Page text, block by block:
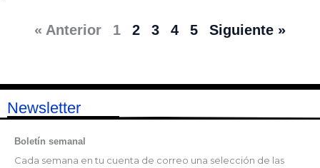
« Anterior 1 2 3 4 5 Siguiente »
Newsletter
Boletín semanal
Cada semana en tu cuenta de correo una selección de las